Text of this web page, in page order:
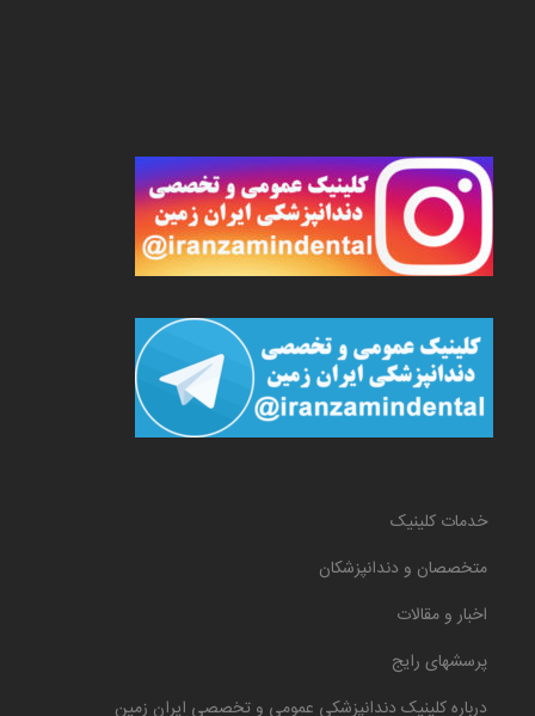
خدمات کلینیک
متخصصان و دندانپزشکان
اخبار و مقالات
پرسشهای رایج
درباره کلینیک دندانپزشکی عمومی و تخصصی ایران زمین